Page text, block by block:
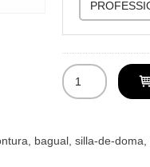
bagual silla-de-doma